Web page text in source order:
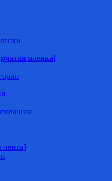
пленка]
лента]